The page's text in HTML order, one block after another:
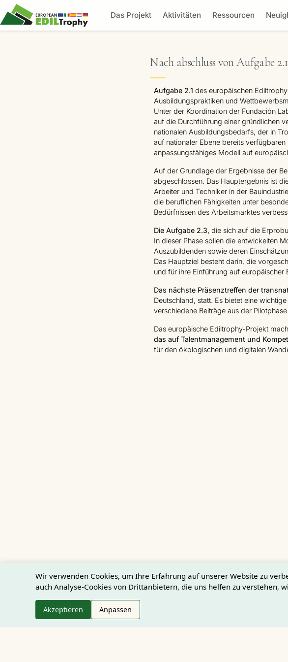
Das Projekt Aktivitäten Ressourcen
Nach abschluss von Aufgabe
Aufgabe 2.1 des europäischen
Ausbildungspraktiken und
Unter der Koordination der Fundación
auf die Durchführung einer gründlichen
nationalen Ausbildungsbedarfs, der in
auf nationaler Ebene bereits
anpassungsfähiges Modell auf
Auf der Grundlage der Ergebnisse der
abgeschlossen. Das Hauptergebnis ist
Arbeiter und Techniker in der
die beruflichen Fähigkeiten unter
Bedürfnissen des Arbeitsmarktes
Die Aufgabe 2.3, die sich auf die
In dieser Phase sollen die entwickelten
Auszubildenden sowie deren
Das Hauptziel besteht darin, die
und für ihre Einführung auf europäischer
Das nächste Präsenztreffen der
Deutschland, statt. Es bietet eine
verschiedene Beiträge aus der
Das europäische Ediltrophy-Projekt
das auf Talentmanagement und
für den ökologischen und digitalen
Wir verwenden Cookies, um Ihre Erfahrung auf unserer Website zu
auch Analyse-Cookies von Drittanbietern, die uns helfen zu verstehen,
Akzeptieren Anpassen